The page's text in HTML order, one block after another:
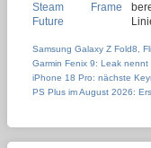
Samsung Galaxy Z Fold8,
Garmin Fenix 9: Leak nennt
iPhone 18 Pro: nächste
PS Plus im August 2026: